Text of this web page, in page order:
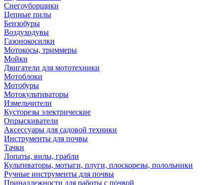
Снегоуборщики
Цепные пилы
Бензобуры
Воздуходувы
Газонокосилки
Мотокосы, триммеры
Мойки
Двигатели для мототехники
Мотоблоки
Мотобуры
Мотокультиваторы
Измельчители
Кусторезы электрические
Опрыскиватели
Аксессуары для садовой техники
Инструменты для почвы
Тачки
Лопаты, вилы, грабли
Культиваторы, мотыги, плуги, плоскорезы, полольники
Ручные инструменты для почвы
Принадлежности для работы с почвой